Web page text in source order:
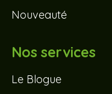
Nouveauté
Nos services
Le Blogue